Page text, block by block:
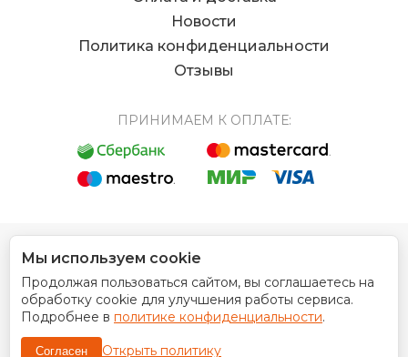
Новости
Политика конфиденциальности
Отзывы
ПРИНИМАЕМ К ОПЛАТЕ:
© 2012 - 2026 Интернет магазин EUROCOIN
Дизайн сайта
Мы используем cookie
Продолжая пользоваться сайтом, вы соглашаетесь на
обработку cookie для улучшения работы сервиса.
Подробнее в политике конфиденциальности.
Согласен Открыть политику